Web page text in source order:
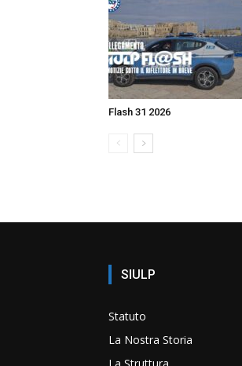
Flash 31 2026
SIULP
Statuto
La Nostra Storia